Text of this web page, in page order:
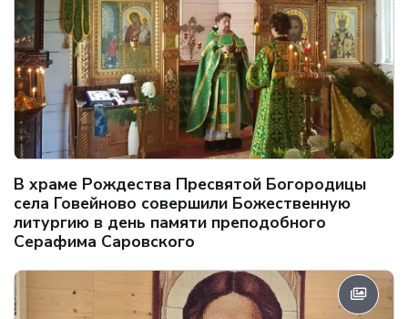
В храме Рождества Пресвятой Богородицы
села Говейново совершили Божественную
литургию в день памяти преподобного
Серафима Саровского